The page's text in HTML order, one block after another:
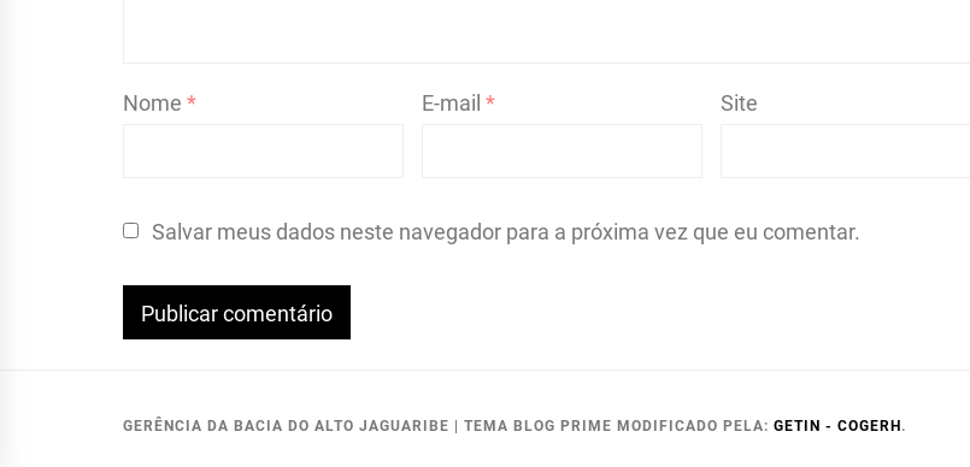
Nome * E-mail * Site
Salvar meus dados neste navegador para a próxima vez que eu comentar.
GERÊNCIA DA BACIA DO ALTO JAGUARIBE | TEMA BLOG PRIME MODIFICADO PELA: GETIN - COGERH.